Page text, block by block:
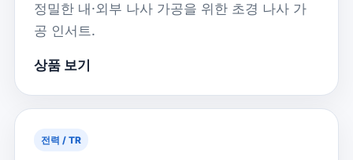
정밀한 내·외부 나사 가공을 위한 초경 나사 가
공 인서트.
상품 보기
전력 / TR